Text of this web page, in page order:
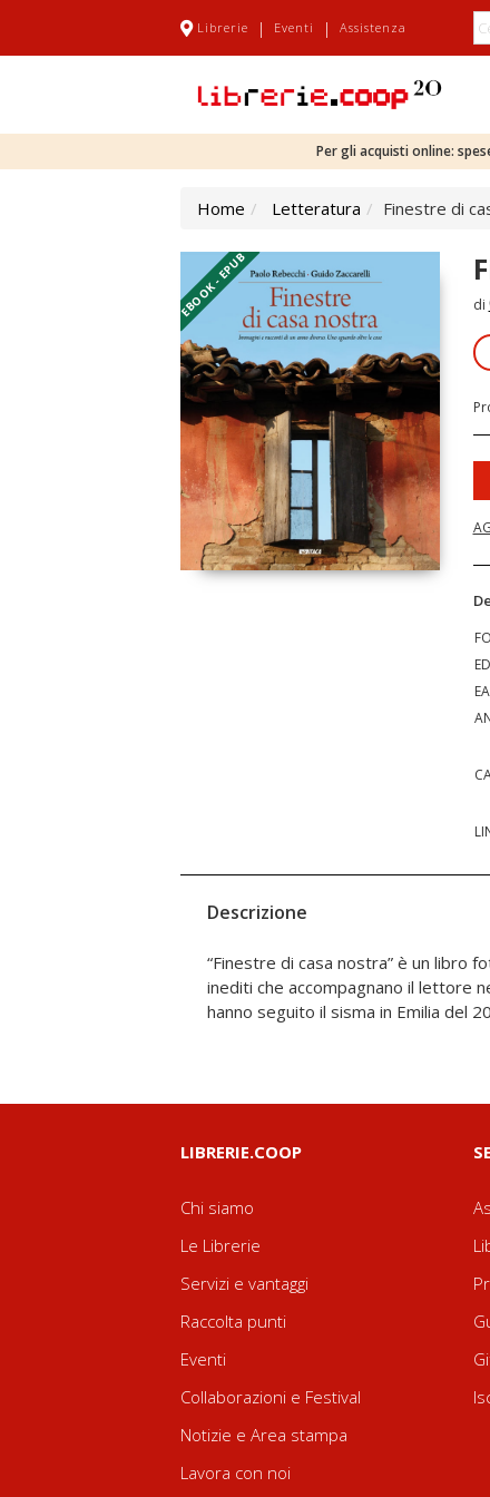
Librerie | Eventi | Assistenza
Per gli acquisti online:
Home Letteratura Finestre di
EBOOK - EPUB di
Descrizione
“Finestre di casa nostra” è un libro
inediti che accompagnano il lettore
hanno seguito il sisma in Emilia del
stesso, una finestra di speranza
persone la cui identità è stata
LIBRERIE.COOP
Chi siamo
Le Librerie
Servizi e vantaggi
Raccolta punti
Eventi
Collaborazioni e Festival
Notizie e Area stampa
Lavora con noi